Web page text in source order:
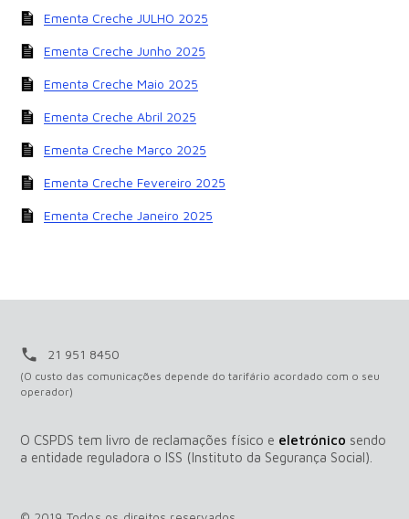
Ementa Creche JULHO 2025
Ementa Creche Junho 2025
Ementa Creche Maio 2025
Ementa Creche Abril 2025
Ementa Creche Março 2025
Ementa Creche Fevereiro 2025
Ementa Creche Janeiro 2025
local_phone 21 951 8450
(O custo das comunicações depende do tarifário acordado com o seu
operador)
O CSPDS tem livro de reclamações físico e eletrónico sendo
a entidade reguladora o ISS (Instituto da Segurança Social).